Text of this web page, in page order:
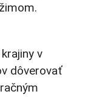
v
dôverovať